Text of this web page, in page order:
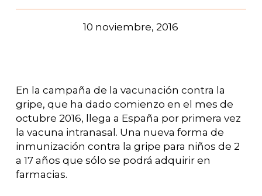
10 noviembre, 2016
En la campaña de la vacunación contra la
gripe, que ha dado comienzo en el mes de
octubre 2016, llega a España por primera vez
la vacuna intranasal. Una nueva forma de
inmunización contra la gripe para niños de 2
a 17 años que sólo se podrá adquirir en
farmacias.